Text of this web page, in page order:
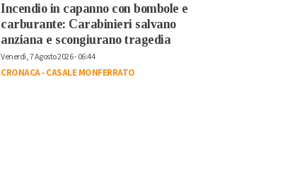
Incendio in capanno con bombole e
carburante: Carabinieri salvano
anziana e scongiurano tragedia
Venerdì, 7 Agosto 2026 - 06:44
CRONACA-CASALE MONFERRATO